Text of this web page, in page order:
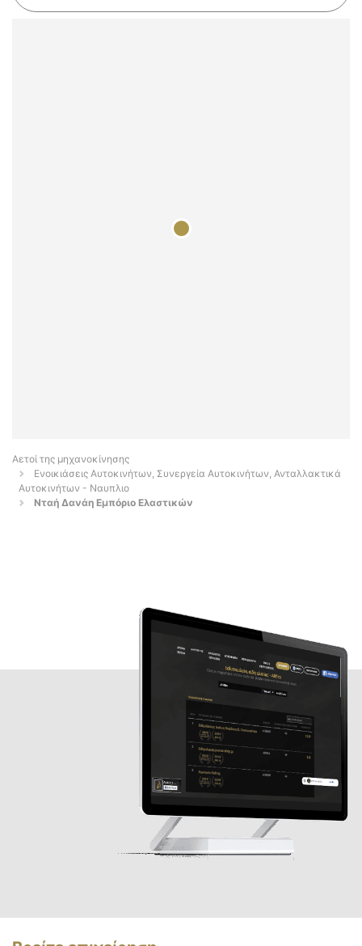
Αετοί της μηχανοκίνησης
Ενοικιάσεις Αυτοκινήτων, Συνεργεία Αυτοκινήτων, Ανταλλακτικά
Αυτοκινήτων - Ναυπλιο
Νταή Δανάη Εμπόριο Ελαστικών